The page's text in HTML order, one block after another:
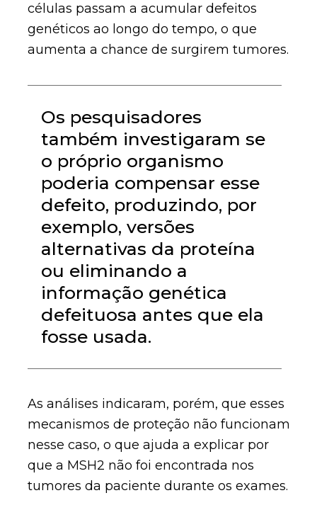
células passam a acumular defeitos
genéticos ao longo do tempo, o que
aumenta a chance de surgirem tumores.
Os pesquisadores
também investigaram se
o próprio organismo
poderia compensar esse
defeito, produzindo, por
exemplo, versões
alternativas da proteína
ou eliminando a
informação genética
defeituosa antes que ela
fosse usada.
As análises indicaram, porém, que esses
mecanismos de proteção não funcionam
nesse caso, o que ajuda a explicar por
que a MSH2 não foi encontrada nos
tumores da paciente durante os exames.